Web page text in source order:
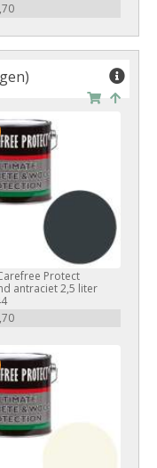
Protect
antraciet 2,5 liter